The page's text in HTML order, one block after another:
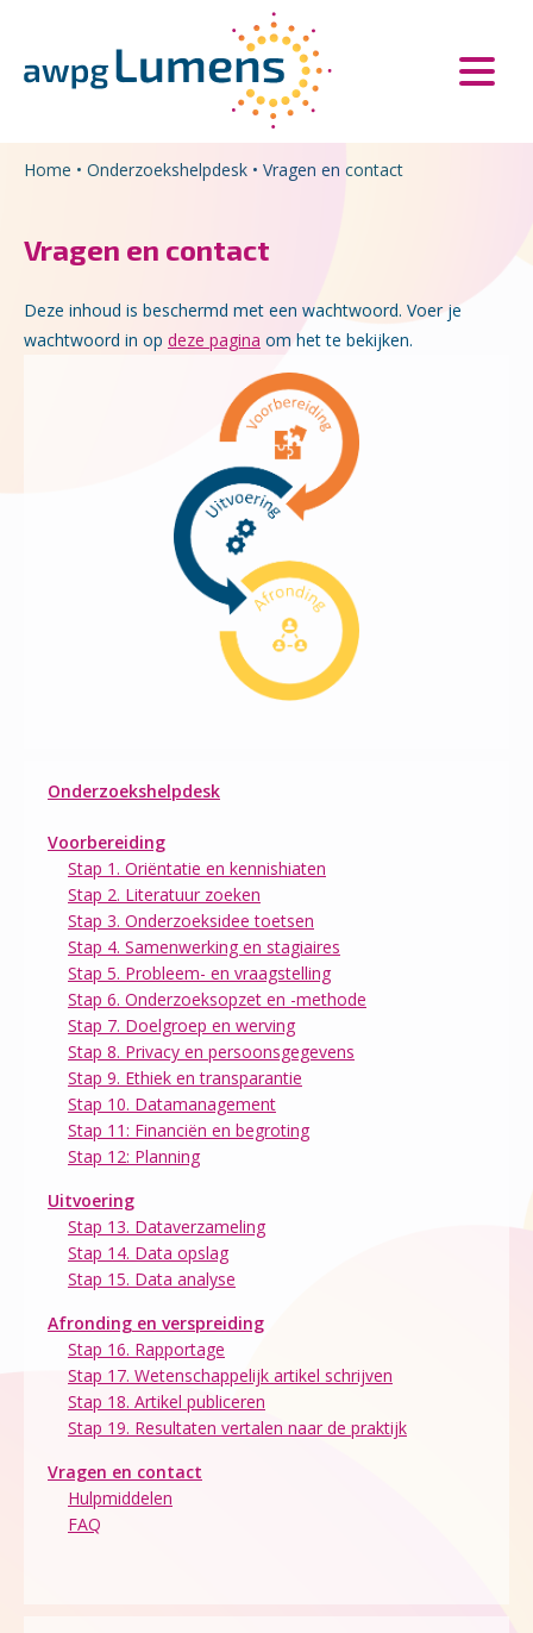
Home • Onderzoekshelpdesk • Vragen en contact
Onderzoekshelpdesk
Voorbereiding
Stap 1. Oriëntatie en kennishiaten
Stap 2. Literatuur zoeken
Stap 3. Onderzoeksidee toetsen
Stap 4. Samenwerking en stagiaires
Stap 5. Probleem- en vraagstelling
Stap 6. Onderzoeksopzet en -methode
Stap 7. Doelgroep en werving
Stap 8. Privacy en persoonsgegevens
Stap 9. Ethiek en transparantie
Stap 10. Datamanagement
Stap 11: Financiën en begroting
Stap 12: Planning
Uitvoering
Stap 13. Dataverzameling
Stap 14. Data opslag
Stap 15. Data analyse
Afronding en verspreiding
Stap 16. Rapportage
Stap 17. Wetenschappelijk artikel schrijven
Stap 18. Artikel publiceren
Stap 19. Resultaten vertalen naar de praktijk
Vragen en contact
Hulpmiddelen
FAQ
Vragen en contact
Deze inhoud is beschermd met een wachtwoord. Voer je
wachtwoord in op deze pagina om het te bekijken.